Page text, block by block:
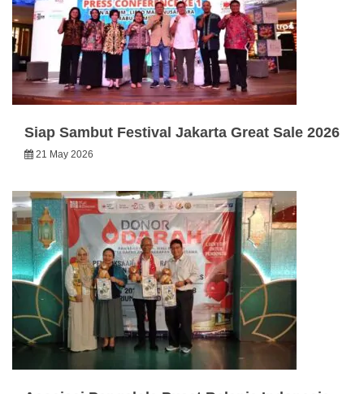
Siap Sambut Festival Jakarta Great Sale 2026
21 May 2026